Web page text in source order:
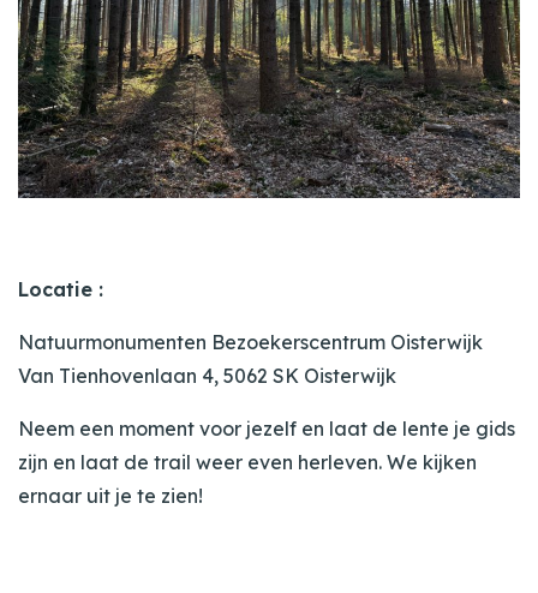
Locatie :
Natuurmonumenten Bezoekerscentrum Oisterwijk
Van Tienhovenlaan 4, 5062 SK Oisterwijk
Neem een moment voor jezelf en laat de lente je gids
zijn en laat de trail weer even herleven. We kijken
ernaar uit je te zien!